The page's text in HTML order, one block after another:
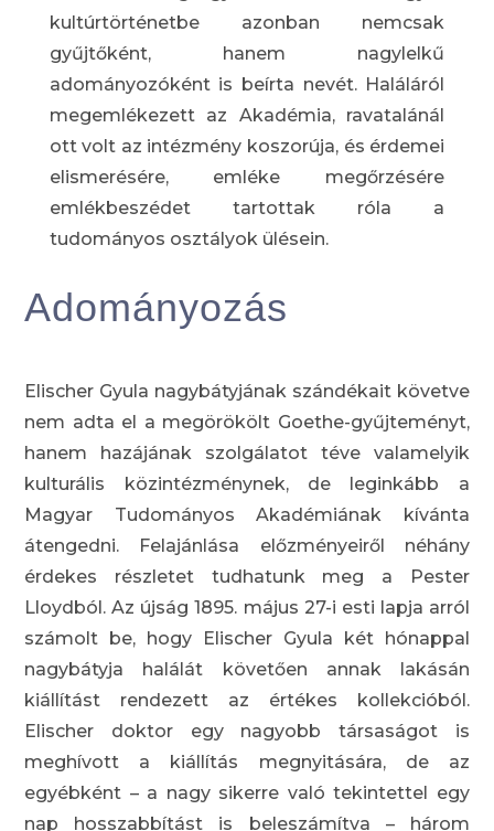
kultúrtörténetbe azonban nemcsak
gyűjtőként, hanem nagylelkű
adományozóként is beírta nevét. Haláláról
megemlékezett az Akadémia, ravatalánál
ott volt az intézmény koszorúja, és érdemei
elismerésére, emléke megőrzésére
emlékbeszédet tartottak róla a
tudományos osztályok ülésein.
Adományozás
Elischer Gyula nagybátyjának szándékait követve
nem adta el a megörökölt Goethe-gyűjteményt,
hanem hazájának szolgálatot téve valamelyik
kulturális közintézménynek, de leginkább a
Magyar Tudományos Akadémiának kívánta
átengedni. Felajánlása előzményeiről néhány
érdekes részletet tudhatunk meg a Pester
Lloydból. Az újság 1895. május 27-i esti lapja arról
számolt be, hogy Elischer Gyula két hónappal
nagybátyja halálát követően annak lakásán
kiállítást rendezett az értékes kollekcióból.
Elischer doktor egy nagyobb társaságot is
meghívott a kiállítás megnyitására, de az
egyébként – a nagy sikerre való tekintettel egy
nap hosszabbítást is beleszámítva – három